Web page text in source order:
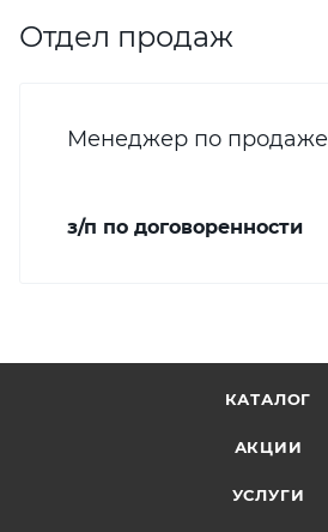
Отдел продаж
Менеджер по продаже
з/п по договоренности
КАТАЛОГ
АКЦИИ
УСЛУГИ